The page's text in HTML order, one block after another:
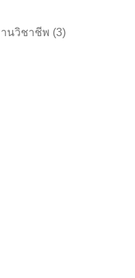
นวิชาชีพ (3)